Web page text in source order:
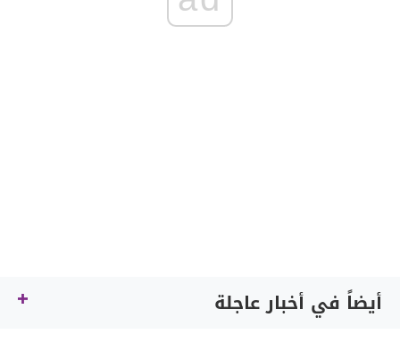
أيضاً في أخبار عاجلة